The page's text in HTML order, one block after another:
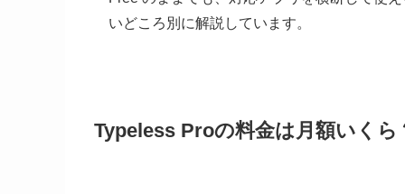
いどころ別に解説しています。
Typeless Proの料金は月額いくら